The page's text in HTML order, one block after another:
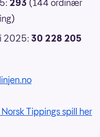
293 (144 ordinær
2025: 30 228 205
Tippings spill her